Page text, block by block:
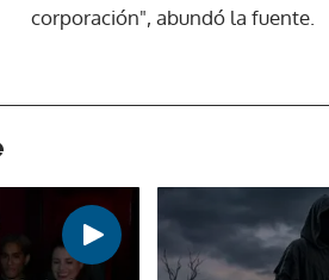
corporación", abundó la fuente.